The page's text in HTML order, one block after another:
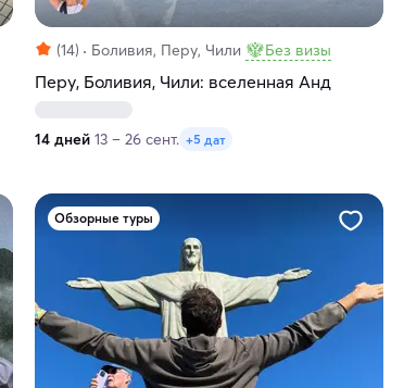
(14) Боливия, Перу, Чили Без визы
Перу, Боливия, Чили: вселенная Анд
14 дней 13 – 26 сент. +5 дат
Обзорные туры